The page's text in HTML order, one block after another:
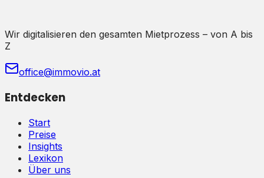
Wir digitalisieren den gesamten Mietprozess – von A bis
Z
office@immovio.at
Entdecken
Start
Preise
Insights
Lexikon
Über uns